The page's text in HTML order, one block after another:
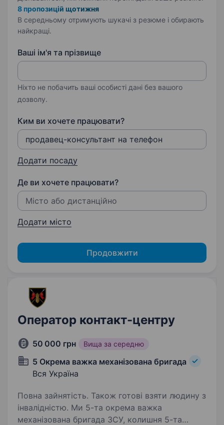
8 пропозицій щотижня
В середньому отримують шукачі з резюме і обирають
найкращі.
Ваші ім'я та прізвище
Ніхто не побачить ваші особисті дані без вашого
дозволу.
Ким ви хочете працювати?
Додати посаду
Де ви хочете працювати?
Додати місто
Продовжити
Оператор контакт-центру
50 000 грн Вища за середню
5 Окрема важка механізована бригада
Вся Україна
Повна зайнятість. Також готові взяти людину з
інвалідністю. Ми 5-та окрема важка
механізована бригада ЗСУ, колишня 5-та